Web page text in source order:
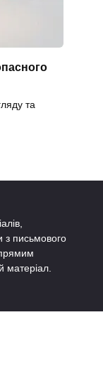
та
з письмового
матеріал.